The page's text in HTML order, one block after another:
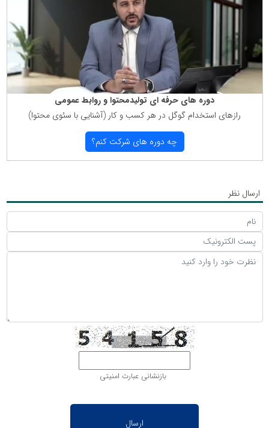
دوره های حرفه ای تولیدمحتوا و روابط عمومی
رازهای استخدام گوگل در هر كسب و كار (آشنایی با سئوی محتوا)
چه دوره های شركت كنم؟
ارسال نظر
بازنشانی عبارت امنیتی